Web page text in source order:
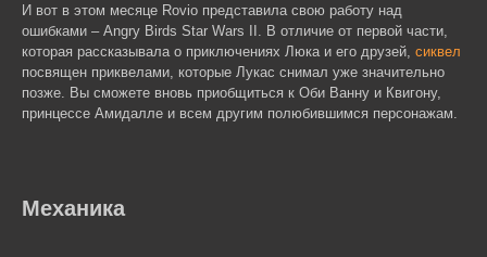
И вот в этом месяце Rovio представила свою работу над
ошибками – Angry Birds Star Wars II. В отличие от первой части,
которая рассказывала о приключениях Люка и его друзей, сиквел
посвящен приквелами, которые Лукас снимал уже значительно
позже. Вы сможете вновь приобщиться к Оби Ванну и Квигону,
принцессе Амидалле и всем другим полюбившимся персонажам.
Механика